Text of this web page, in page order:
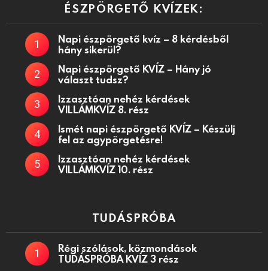
ÉSZPÖRGETŐ KVÍZEK:
Napi észpörgető kvíz – 8 kérdésből
hány sikerül?
Napi észpörgető KVÍZ – Hány jó
választ tudsz?
Izzasztóan nehéz kérdések
VILLÁMKVÍZ 8. rész
Ismét napi észpörgető KVÍZ – Készülj
fel az agypörgetésre!
Izzasztóan nehéz kérdések
VILLÁMKVÍZ 10. rész
TUDÁSPRÓBA
Régi szólások, közmondások
TUDÁSPRÓBA KVÍZ 3 rész